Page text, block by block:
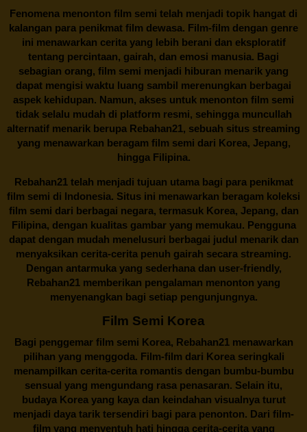
Fenomena menonton film semi telah menjadi topik hangat di
kalangan para penikmat film dewasa. Film-film dengan genre
ini menawarkan cerita yang lebih berani dan eksploratif
tentang percintaan, gairah, dan emosi manusia. Bagi
sebagian orang, film semi menjadi hiburan menarik yang
dapat mengisi waktu luang sambil merenungkan berbagai
aspek kehidupan. Namun, akses untuk menonton film semi
tidak selalu mudah di platform resmi, sehingga muncullah
alternatif menarik berupa Rebahan21, sebuah situs streaming
yang menawarkan beragam film semi dari Korea, Jepang,
hingga Filipina.
Rebahan21telah menjadi tujuan utama bagi para penikmat
film semi di Indonesia. Situs ini menawarkan beragam koleksi
film semi dari berbagai negara, termasuk Korea, Jepang, dan
Filipina, dengan kualitas gambar yang memukau. Pengguna
dapat dengan mudah menelusuri berbagai judul menarik dan
menyaksikan cerita-cerita penuh gairah secara streaming.
Dengan antarmuka yang sederhana dan user-friendly,
Rebahan21 memberikan pengalaman menonton yang
menyenangkan bagi setiap pengunjungnya.
Film Semi Korea
Bagi penggemar film semi Korea, Rebahan21menawarkan
pilihan yang menggoda. Film-film dari Korea seringkali
menampilkan cerita-cerita romantis dengan bumbu-bumbu
sensual yang mengundang rasa penasaran. Selain itu,
budaya Korea yang kaya dan keindahan visualnya turut
menjadi daya tarik tersendiri bagi para penonton. Dari film-
film yang menyentuh hati hingga cerita-cerita yang